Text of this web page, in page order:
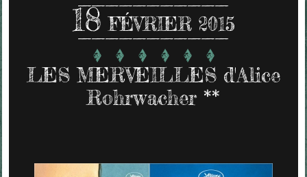
18 FÉVRIER 2015
LES MERVEILLES d'Alice
Rohrwacher **